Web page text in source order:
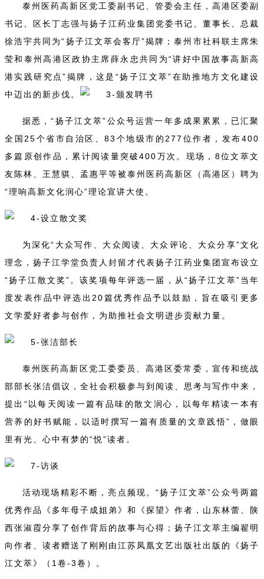
泰州医药高新区党工委副书记、管委会主任，高港区委副
书记、区长丁志强与扬子江药业集团党委书记、董事长、总裁
徐浩宇共同为“扬子江文萃会客厅”揭牌；泰州市社科联主席朱
莹和泰州高港区政协主席薛永忠共同为“讲好中国故事高新高
港实践研究点”揭牌，这是“扬子江文萃”在助推地方文化建设
中迈出的新步伐。
据悉，“扬子江文萃”公众号运营一年多成果累累，已汇聚
全国25个省市自治区、83个地级市的277位作者，发布400
多篇原创作品，累计阅读量突破400万次。现场，8位文萃文
友陈林、王慧骐、孟惠平等被泰州医药高新区（高港区）聘为
“理响高新文化润心”理论宣讲大使。
为深化“大众写作、大众阅读、大众评论、大众分享”文化
理念，扬子江学堂负责人封留才代表扬子江药业集团宣布设立
“扬子江散文奖”。该奖项每年评选一届，从“扬子江文萃”当年
度发表作品中评选出20篇优秀作品予以鼓励，旨在吸引更多
文学爱好者参与创作，为助推社会文明进步贡献力量。
泰州医药高新区党工委委员、高港区委常委，宣传和统战
部部长张洁倡议，全社会积极参与到阅读、思考与写作中来，
提出“以每天阅读一篇有品味的散文润心，以每年精读一本有
营养的好书赋能，以适时撰写一篇有质量的文章践悟”，做眼
里有光、心中有梦的“悦”读者。
活动现场精彩不断，亮点频现。“扬子江文萃”公众号两篇
优秀作品《多年母子成姐弟》和《探望》作者，山东林蕾、陕
西张淑霞分享了创作背后的故事与心得；扬子江文萃主编翟明
向作者、读者赠送了刚刚由江苏凤凰文艺出版社出版的《扬子
江文萃》（1卷-3卷）。